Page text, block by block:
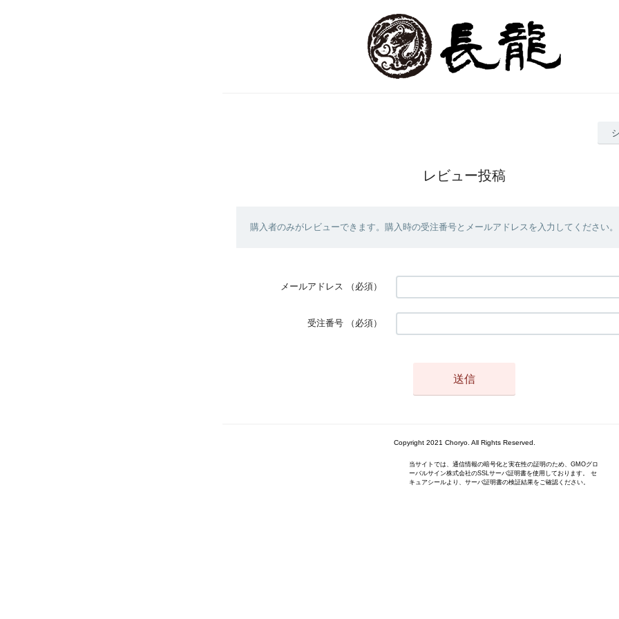
レビュー投稿
購入者のみがレビューできます。購入時の受注番号とメールアドレスを入力してください。
メールアドレス （必須）
受注番号 （必須）
Copyright 2021 Choryo. All Rights Reserved.
当サイトでは、通信情報の暗号化と実在性の証明のため、GMOグロ
ーバルサイン株式会社のSSLサーバ証明書を使用しております。 セ
キュアシールより、サーバ証明書の検証結果をご確認ください。